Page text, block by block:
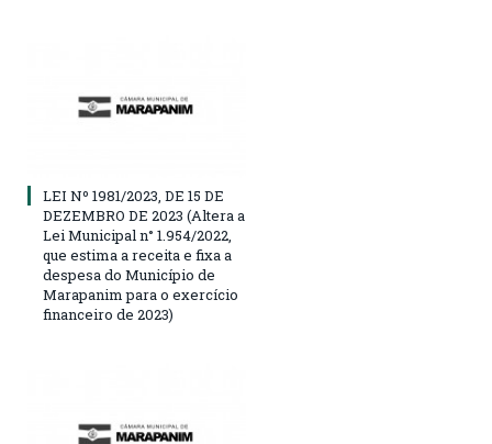
LEI Nº 1981/2023, DE 15 DE
DEZEMBRO DE 2023 (Altera a
Lei Municipal n° 1.954/2022,
que estima a receita e fixa a
despesa do Município de
Marapanim para o exercício
financeiro de 2023)